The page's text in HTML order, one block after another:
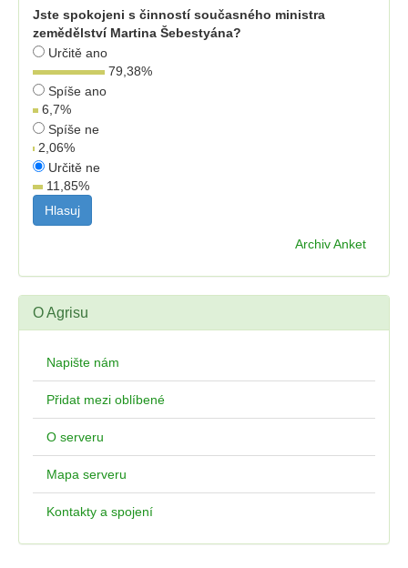
Jste spokojeni s činností současného ministra
zemědělství Martina Šebestyána?
Určitě ano
79,38%
Spíše ano
6,7%
Spíše ne
2,06%
Určitě ne
11,85%
Archiv Anket
O Agrisu
Napište nám
Přidat mezi oblíbené
O serveru
Mapa serveru
Kontakty a spojení